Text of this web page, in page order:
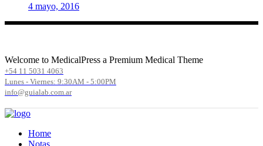
4 mayo, 2016
Welcome to MedicalPress a Premium Medical Theme
+54 11 5031 4063
Lunes - Viernes: 9:30AM - 5:00PM
info@guialab.com.ar
Home
Notas